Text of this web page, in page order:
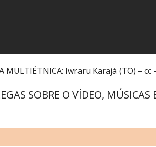
MULTIÉTNICA: Iwraru Karajá (TO) – cc
SOBRE O VÍDEO, MÚSICAS